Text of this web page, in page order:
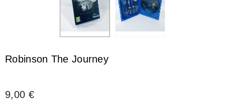
Robinson The Journey
9,00 €